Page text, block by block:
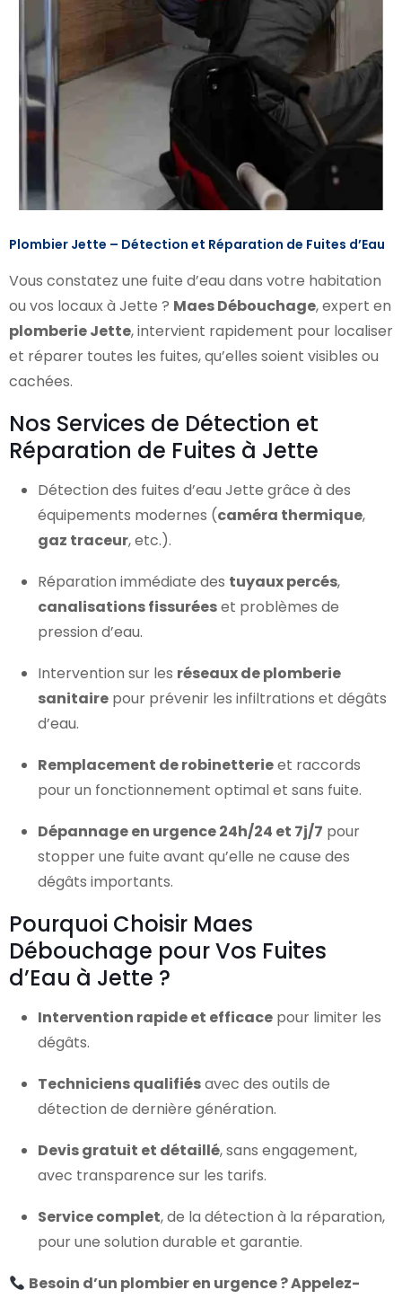
Plombier Jette – Détection et Réparation de Fuites d’Eau
Vous constatez une fuite d’eau dans votre habitation
ou vos locaux à Jette ? Maes Débouchage, expert en
plomberie Jette, intervient rapidement pour localiser
et réparer toutes les fuites, qu’elles soient visibles ou
cachées.
Nos Services de Détection et
Réparation de Fuites à Jette
Détection des fuites d’eau Jette grâce à des
équipements modernes (caméra thermique,
gaz traceur, etc.).
Réparation immédiate des tuyaux percés,
canalisations fissuréeset problèmes de
pression d’eau.
Intervention sur les réseaux de plomberie
sanitaire pour prévenir les infiltrations et dégâts
d’eau.
Remplacement de robinetterieet raccords
pour un fonctionnement optimal et sans fuite.
Dépannage en urgence 24h/24 et 7j/7 pour
stopper une fuite avant qu’elle ne cause des
dégâts importants.
Pourquoi Choisir Maes
Débouchage pour Vos Fuites
d’Eau à Jette ?
Intervention rapide et efficace pour limiter les
dégâts.
Techniciens qualifiésavec des outils de
détection de dernière génération.
Devis gratuit et détaillé, sans engagement,
avec transparence sur les tarifs.
Service complet, de la détection à la réparation,
pour une solution durable et garantie.
Besoin d’un plombier en urgence ? Appelez-